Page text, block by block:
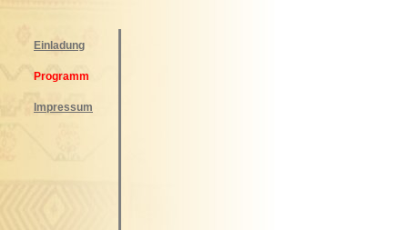
Einladung
Programm
Impressum